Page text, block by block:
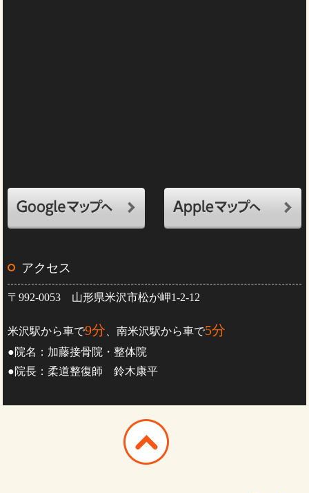
アクセス
〒992-0053 山形県米沢市松が岬1-2-12
米沢駅から車で9分 、南米沢駅から車で5分
●院名：加藤接骨院・整体院
●院長：柔道整復師 鈴木康平